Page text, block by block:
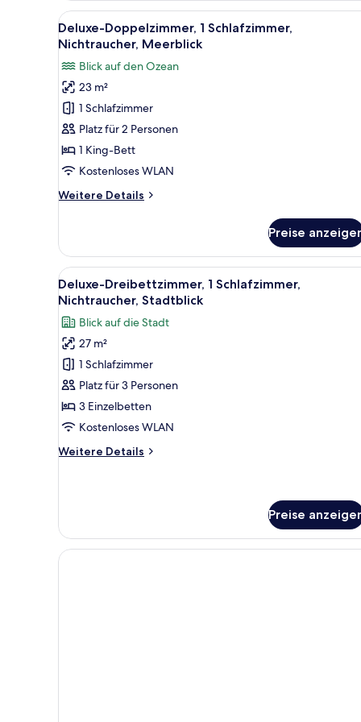
Schlafzimmer,
Nichtraucher,
Alle
Fotos
Deluxe-
Doppelzimmer,
Schlafzimmer,
Nichtraucher,
Meerblick
Ein Hotelzimmer mit einem
7
Deluxe-Doppelzimmer, 1 Schlafzimmer,
Nichtraucher, Meerblick
Blick auf den Ozean
23 m²
1 Schlafzimmer
Platz für 2 Personen
1 King-Bett
Kostenloses WLAN
Weitere Details
Weitere
Doppelzimmer,
Schlafzimmer,
Nichtraucher,
Preise
Alle
Fotos
für
Deluxe-
Dreibettzimmer,
Schlafzimmer,
Nichtraucher,
Stadtblick
Allergikerbettwaren,
6
Deluxe-Dreibettzimmer, 1 Schlafzimmer,
Nichtraucher, Stadtblick
Blick auf die Stadt
27 m²
1 Schlafzimmer
Platz für 3 Personen
3 Einzelbetten
Kostenloses WLAN
Weitere Details
Weitere
Schlafzimmer,
Nichtraucher,
Preise